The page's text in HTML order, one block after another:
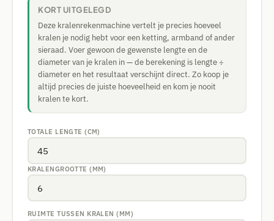
KORT UITGELEGD
Deze kralenrekenmachine vertelt je precies hoeveel
kralen je nodig hebt voor een ketting, armband of ander
sieraad. Voer gewoon de gewenste lengte en de
diameter van je kralen in — de berekening is lengte ÷
diameter en het resultaat verschijnt direct. Zo koop je
altijd precies de juiste hoeveelheid en kom je nooit
kralen te kort.
TOTALE LENGTE (CM)
KRALENGROOTTE (MM)
RUIMTE TUSSEN KRALEN (MM)